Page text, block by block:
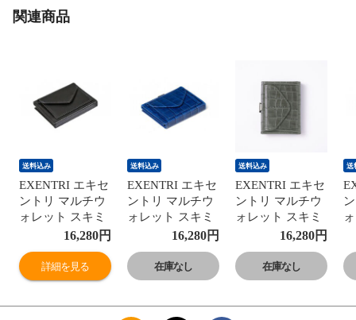
関連商品
送料込み
EXENTRI エキセ
ントリ マルチウ
ォレット スキミ
ング防止 RFIDブ
ロック【ミニマ
ル財布 三つ折り
財布 本革 ミニウ
16,280円
詳細を見る
送料込み
EXENTRI エキセ
ントリ マルチウ
ォレット スキミ
ング防止 RFIDブ
ロック【ミニマ
ル財布 三つ折り
財布 本革 ミニウ
16,280円
在庫なし
送料込み
EXENTRI エキセ
ントリ マルチウ
ォレット スキミ
ング防止 RFIDブ
ロック【ミニマ
ル財布 三つ折り
財布 本革 ミニウ
16,280円
在庫なし
送